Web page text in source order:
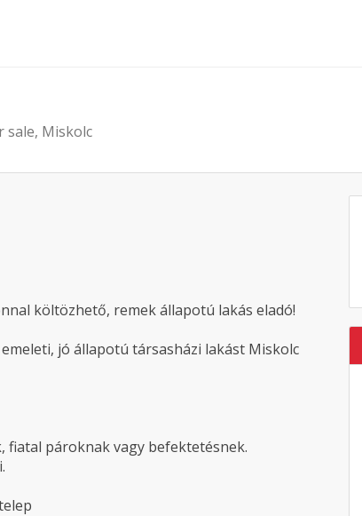
sale, Miskolc
költözhető, remek állapotú lakás eladó!
jó állapotú társasházi lakást Miskolc
fiatal pároknak vagy befektetésnek.